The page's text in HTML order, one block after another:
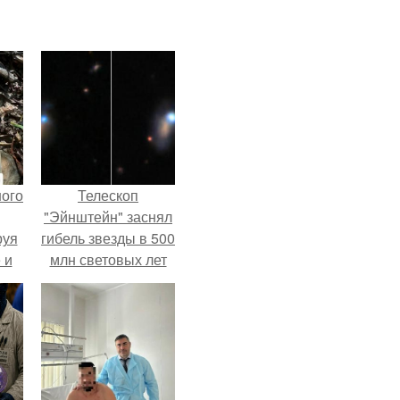
и
в
Телескоп
"Эйнштейн" заснял
гибель звезды в 500
млн световых лет
от земли.